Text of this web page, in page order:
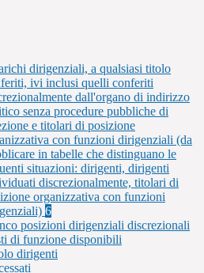
dirigenziali, a qualsiasi titolo
ivi inclusi quelli conferiti
dall'organo di indirizzo
senza procedure pubbliche di
e titolari di posizione
con funzioni dirigenziali (da
in tabelle che distinguano le
situazioni: dirigenti, dirigenti
discrezionalmente, titolari di
organizzativa con funzioni
6
posizioni dirigenziali discrezionali
di funzione disponibili
dirigenti